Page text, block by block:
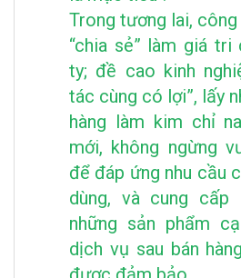
Trong tương lai,
“chia sẻ” làm giá
ty; đề cao kinh
tác cùng có lợi”, lấy
hàng làm kim chỉ
mới, không ngừng
để đáp ứng nhu cầu
dùng, và cung cấp
những sản phẩm
dịch vụ sau bán